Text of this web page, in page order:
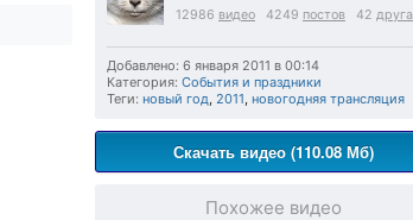
12986 видео 4249 постов 42 друга
Добавлено: 6 января 2011 в 00:14
Категория: События и праздники
Теги: новый год, 2011, новогодняя трансляция
Скачать видео (110.08 Мб)
Похожее видео